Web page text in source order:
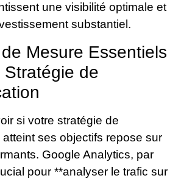
une visibilité optimale et
substantiel.
Mesure Essentiels
Stratégie de
si votre stratégie de
ses objectifs repose sur
Google Analytics, par
pour **analyser le trafic sur